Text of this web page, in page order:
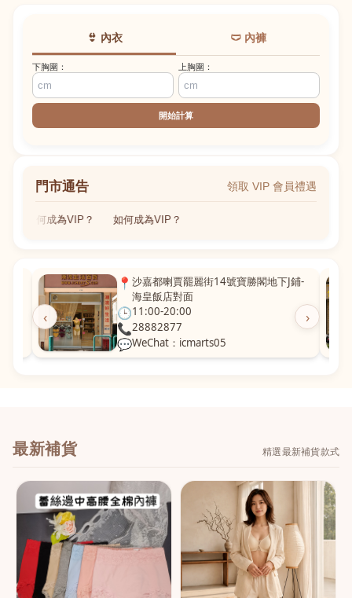
👙 內衣 🩲 內褲
下胸圍： 上胸圍：
開始計算
門市通告 領取 VIP 會員禮遇
如何成為VIP？ 如何成為VIP？
‹ ›
📍 沙嘉都喇賈罷麗街14號寶勝閣地下J鋪-
海皇飯店對面
🕒11:00-20:00
📞28882877
💬WeChat：icmarts05
最新補貨 精選最新補貨款式